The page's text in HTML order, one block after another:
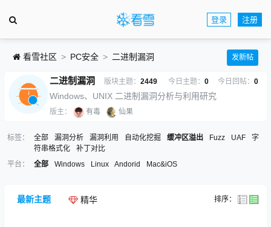
登录 注册
看雪社区 PC安全 二进制漏洞 发新帖
二进制漏洞 版块主题： 2449 今日主题： 0 今日回帖： 0
Windows、UNIX 二进制漏洞分析与利用研究
版主： 有毒 仙果
标签： 全部 漏洞分析 漏洞利用 自动化挖掘 缓冲区溢出 Fuzz UAF
字
符串格式化
补丁对比
平台：
全部 Windows Linux Andorid Mac&iOS
最新主题 精华 排序：